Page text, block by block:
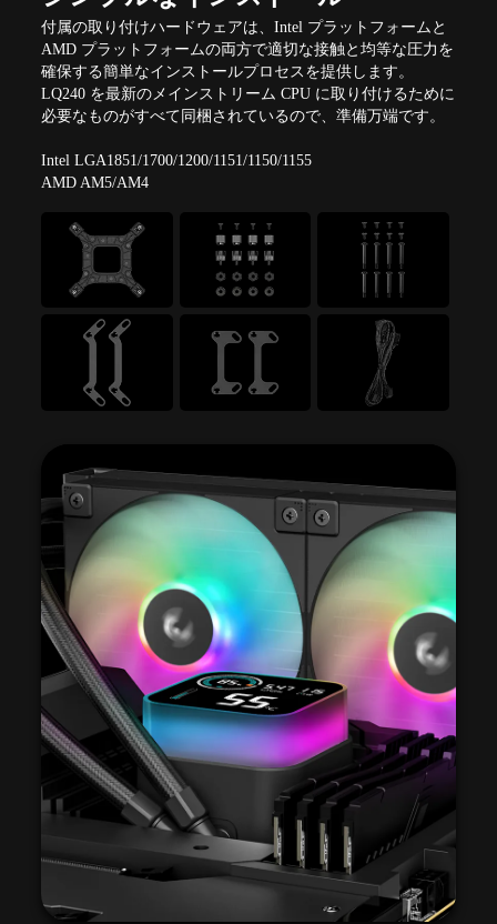
付属の取り付けハードウェアは、Intel プラットフォームと
AMD プラットフォームの両方で適切な接触と均等な圧力を
確保する簡単なインストールプロセスを提供します。
LQ240 を最新のメインストリーム CPU に取り付けるために
必要なものがすべて同梱されているので、準備万端です。
Intel LGA1851/1700/1200/1151/1150/1155
AMD AM5/AM4